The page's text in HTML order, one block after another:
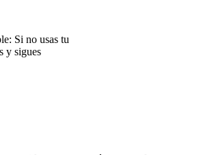
Si no usas tu
y sigues